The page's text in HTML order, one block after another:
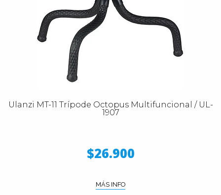
Ulanzi MT-11 Trípode Octopus Multifuncional / UL-
1907
$26.900
MÁS INFO